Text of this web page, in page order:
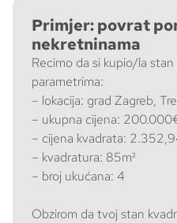
Primjer: povrat
nekretninama
Recimo da si kupio/la
parametrima:
– lokacija: grad Zagreb,
– ukupna cijena:
– cijena kvadrata:
– kvadratura: 85m²
– broj ukućana: 4
Obzirom da tvoj stan